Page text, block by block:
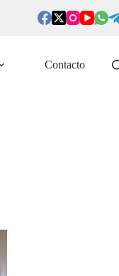
Contacto